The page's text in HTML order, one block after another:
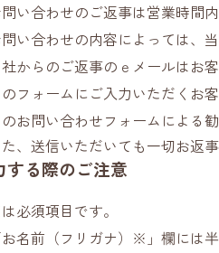
い合わせのご返事は営業時間
い合わせの内容によっては、
からのご返事のｅメールはお
のフォームにご入力いただくお
のお問い合わせフォームによる
た、送信いただいても一切お返
する際のご注意
必須項目です。
お名前（フリガナ）※」欄には